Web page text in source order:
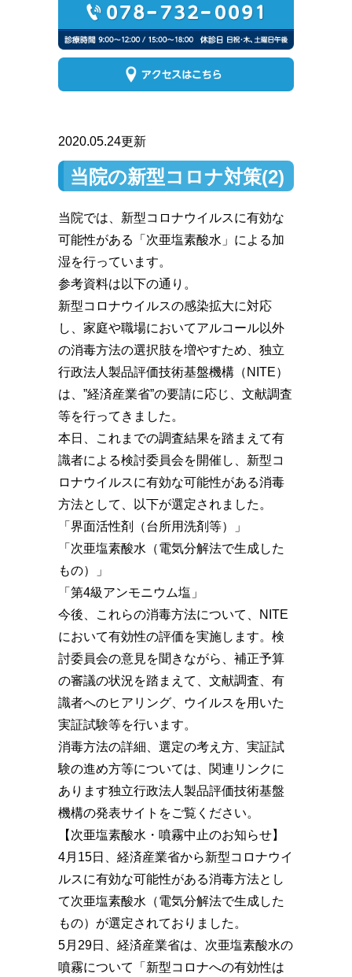
2020.05.24更新
当院の新型コロナ対策(2)
当院では、新型コロナウイルスに有効な
可能性がある「次亜塩素酸水」による加
湿を行っています。
参考資料は以下の通り。
新型コロナウイルスの感染拡大に対応
し、家庭や職場においてアルコール以外
の消毒方法の選択肢を増やすため、独立
行政法人製品評価技術基盤機構（NITE）
は、”経済産業省”の要請に応じ、文献調査
等を行ってきました。
本日、これまでの調査結果を踏まえて有
識者による検討委員会を開催し、新型コ
ロナウイルスに有効な可能性がある消毒
方法として、以下が選定されました。
「界面活性剤（台所用洗剤等）」
「次亜塩素酸水（電気分解法で生成した
もの）」
「第4級アンモニウム塩」
今後、これらの消毒方法について、NITE
において有効性の評価を実施します。検
討委員会の意見を聞きながら、補正予算
の審議の状況を踏まえて、文献調査、有
識者へのヒアリング、ウイルスを用いた
実証試験等を行います。
消毒方法の詳細、選定の考え方、実証試
験の進め方等については、関連リンクに
あります独立行政法人製品評価技術基盤
機構の発表サイトをご覧ください。
【次亜塩素酸水・噴霧中止のお知らせ】
4月15日、経済産業省から新型コロナウイ
ルスに有効な可能性がある消毒方法とし
て次亜塩素酸水（電気分解法で生成した
もの）が選定されておりました。
5月29日、経済産業省は、次亜塩素酸水の
噴霧について「新型コロナへの有効性は